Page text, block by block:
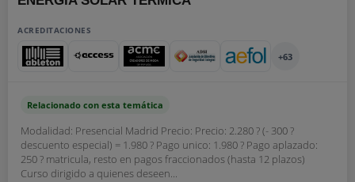
ACREDITACIONES
+63
Relacionado con esta temática
Modalidad: Presencial Madrid Precio: Precio: 2.280 ? (- 300 ?
descuento especial) = 1.980 ? Pago unico: 1.980 ? Pago aplazado:
250 ? matricula, resto en pagos fraccionados (hasta 12 plazos)
Curso dirigido a quienes deseen...